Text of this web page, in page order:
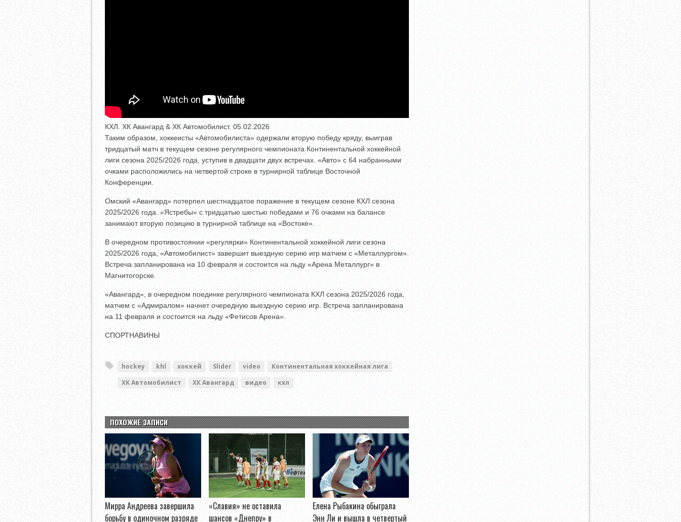
КХЛ. ХК Авангард & ХК Автомобилист. 05.02.2026
Таким образом, хоккеисты «Автомобилиста» одержали вторую победу кряду, выиграв
тридцатый матч в текущем сезоне регулярного чемпионата Континентальной хоккейной
лиги сезона 2025/2026 года, уступив в двадцати двух встречах. «Авто» с 64 набранными
очками расположились на четвертой строке в турнирной таблице Восточной
Конференции.
Омский «Авангард» потерпел шестнадцатое поражение в текущем сезоне КХЛ сезона
2025/2026 года. «Ястребы» с тридцатью шестью победами и 76 очками на балансе
занимают вторую позицию в турнирной таблице на «Востоке».
В очередном противостоянии «регулярки» Континентальной хоккейной лиги сезона
2025/2026 года, «Автомобилист» завершит выездную серию игр матчем с «Металлургом».
Встреча запланирована на 10 февраля и состоится на льду «Арена Металлург» в
Магнитогорске.
«Авангард», в очередном поединке регулярного чемпионата КХЛ сезона 2025/2026 года,
матчем с «Адмиралом» начнет очередную выездную серию игр. Встреча запланирована
на 11 февраля и состоится на льду «Фетисов Арена».
СПОРТНАВИНЫ
hockey khl хоккей Slider video
Континентальная хоккейная лига
ХК Автомобилист
ХК Авангард видео кхл
ПОХОЖИЕ ЗАПИСИ
Мирра Андреева завершила
борьбу в одиночном разряде
«Славия» не оставила
шансов «Днепру» в
Елена Рыбакина обыграла
Энн Ли и вышла в четвертый